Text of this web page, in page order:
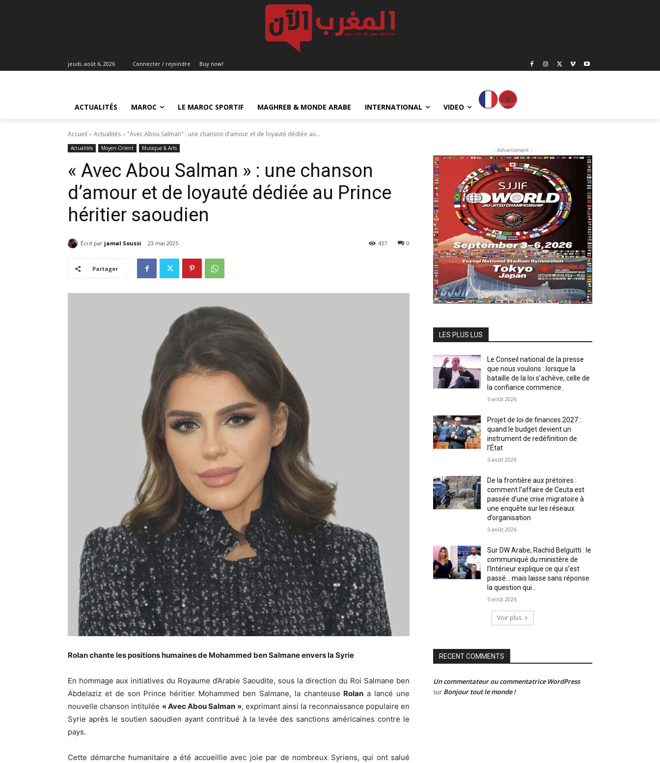
jeudi, août 6, 2026 Connecter / rejoindre Buy now!
ACTUALITÉS MAROC LE MAROC SPORTIF MAGHREB & MONDE ARABE INTERNATIONAL VIDEO
Accueil Actualités "Avec Abou Salman" : une chanson d’amour et de loyauté dédiée au...
Actualités Moyen-Orient Musique & Arts
« Avec Abou Salman » : une chanson
d’amour et de loyauté dédiée au Prince
héritier saoudien
Écrit par jamal Soussi 23 mai 2025 0
437
Partager
Rolan chante les positions humaines de Mohammed ben Salmane envers la Syrie
En hommage aux initiatives du Royaume d’Arabie Saoudite, sous la direction du Roi Salmane ben
Abdelaziz et de son Prince héritier Mohammed ben Salmane, la chanteuse Rolan a lancé une
nouvelle chanson intitulée « Avec Abou Salman », exprimant ainsi la reconnaissance populaire en
Syrie après le soutien saoudien ayant contribué à la levée des sanctions américaines contre le
pays.
Cette démarche humanitaire a été accueillie avec joie par de nombreux Syriens, qui ont salué
- Advertisment -
LES PLUS LUS
Le Conseil national de la presse
que nous voulons : lorsque la
bataille de la loi s’achève, celle de
la confiance commence.
5 août 2026
Projet de loi de finances 2027 :
quand le budget devient un
instrument de redéfinition de
l’État
5 août 2026
De la frontière aux prétoires :
comment l’affaire de Ceuta est
passée d’une crise migratoire à
une enquête sur les réseaux
d’organisation
5 août 2026
Sur DW Arabe, Rachid Belguitti : le
communiqué du ministère de
l’Intérieur explique ce qui s’est
passé… mais laisse sans réponse
la question qui...
5 août 2026
Voir plus
RECENT COMMENTS
Un commentateur ou commentatrice WordPress
sur Bonjour tout le monde !